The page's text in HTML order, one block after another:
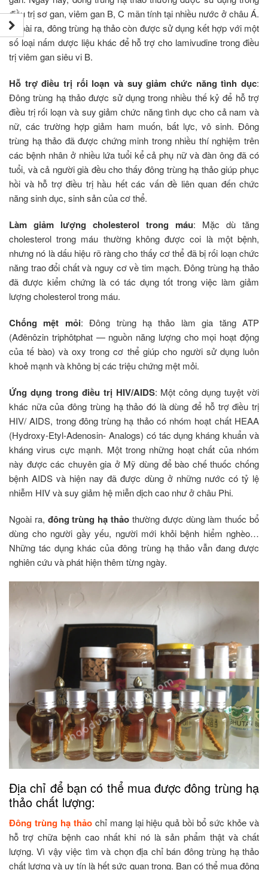
điều trị sơ gan, viêm gan B, C mãn tính tại nhiều nước ở châu Á.
Ngoài ra, đông trùng hạ thảo còn được sử dụng kết hợp với một
số loại nấm dược liệu khác để hỗ trợ cho lamivudine trong điều
trị viêm gan siêu vi B.
Hỗ trợ điều trị rối loạn và suy giảm chức năng tình dục:
Đông trùng hạ thảo được sử dụng trong nhiều thế kỷ để hỗ trợ
điều trị rối loạn và suy giảm chức năng tình dục cho cả nam và
nữ, các trường hợp giảm ham muốn, bất lực, vô sinh. Đông
trùng hạ thảo đã được chứng minh trong nhiều thí nghiệm trên
các bệnh nhân ở nhiều lứa tuổi kể cả phụ nữ và đàn ông đã có
tuổi, và cả người già đều cho thấy đông trùng hạ thảo giúp phục
hồi và hỗ trợ điều trị hầu hết các vấn đề liên quan đến chức
năng sinh dục, sinh sản của cơ thể.
Làm giảm lượng cholesterol trong máu: Mặc dù tăng
cholesterol trong máu thường không được coi là một bệnh,
nhưng nó là dấu hiệu rõ ràng cho thấy cơ thể đã bị rối loạn chức
năng trao đổi chất và nguy cơ về tim mạch. Đông trùng hạ thảo
đã được kiểm chứng là có tác dụng tốt trong việc làm giảm
lượng cholesterol trong máu.
Chống mệt mỏi: Đông trùng hạ thảo làm gia tăng ATP
(Ađênôzin triphôtphat — nguồn năng lượng cho mọi hoạt động
của tế bào) và oxy trong cơ thể giúp cho người sử dụng luôn
khoẻ mạnh và không bị các triệu chứng mệt mỏi.
Ứng dụng trong điều trị HIV/AIDS: Một công dụng tuyệt vời
khác nữa của đông trùng hạ thảo đó là dùng để hỗ trợ điều trị
HIV/ AIDS, trong đông trùng hạ thảo có nhóm hoạt chất HEAA
(Hydroxy-Etyl-Adenosin- Analogs) có tác dụng kháng khuẩn và
kháng virus cực mạnh. Một trong những hoạt chất của nhóm
này được các chuyên gia ở Mỹ dùng để bào chế thuốc chống
bệnh AIDS và hiện nay đã được dùng ở những nước có tỷ lệ
nhiễm HIV và suy giảm hệ miễn dịch cao như ở châu Phi.
Ngoài ra, đông trùng hạ thảo thường được dùng làm thuốc bổ
dùng cho người gầy yếu, người mới khỏi bệnh hiểm nghèo…
Những tác dụng khác của đông trùng hạ thảo vẫn đang được
nghiên cứu và phát hiện thêm từng ngày.
Địa chỉ để bạn có thể mua được đông trùng hạ
thảo chất lượng:
Đông trùng hạ thảochỉ mang lại hiệu quả bồi bổ sức khỏe và
hỗ trợ chữa bệnh cao nhất khi nó là sản phẩm thật và chất
lượng. Vì vậy việc tìm và chọn địa chỉ bán đông trùng hạ thảo
chất lượng và uy tín là hết sức quan trọng. Bạn có thể mua đông